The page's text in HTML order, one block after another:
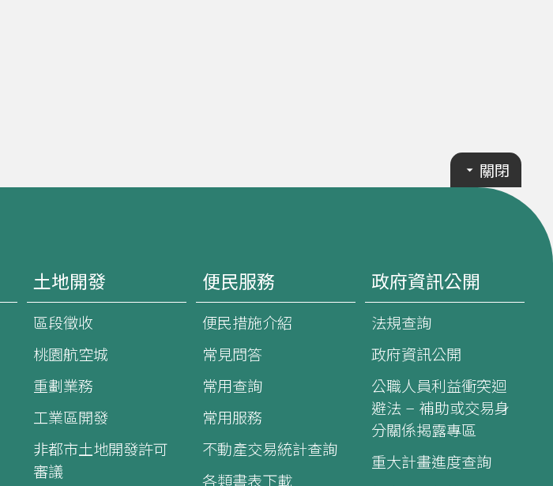
關閉
土地開發
區段徵收
桃園航空城
重劃業務
工業區開發
非都市土地開發許可
審議
便民服務
便民措施介紹
常見問答
常用查詢
常用服務
不動產交易統計查詢
各類書表下載
政府資訊公開
法規查詢
政府資訊公開
公職人員利益衝突迴
避法 – 補助或交易身
分關係揭露專區
重大計畫進度查詢